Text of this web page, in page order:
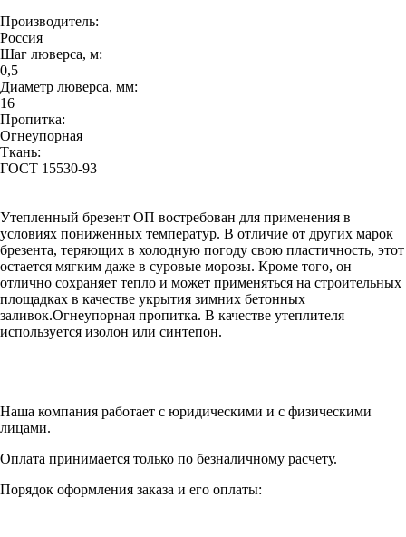
Производитель:
Россия
Шаг люверса, м:
0,5
Диаметр люверса, мм:
16
Пропитка:
Огнеупорная
Ткань:
ГОСТ 15530-93
Утепленный брезент ОП востребован для применения в
условиях пониженных температур. В отличие от других марок
брезента, теряющих в холодную погоду свою пластичность, этот
остается мягким даже в суровые морозы. Кроме того, он
отлично сохраняет тепло и может применяться на строительных
площадках в качестве укрытия зимних бетонных
заливок.Огнеупорная пропитка. В качестве утеплителя
используется изолон или синтепон.
Наша компания работает с юридическими и с физическими
лицами.
Оплата принимается только по безналичному расчету.
Порядок оформления заказа и его оплаты: